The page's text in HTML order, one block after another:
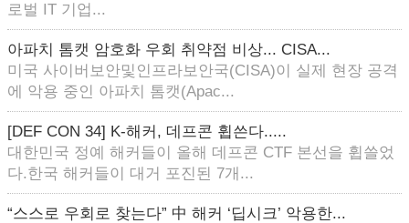
로벌 IT 기업...
아파치 톰캣 암호화 우회 취약점 비상... CISA...
미국 사이버보안및인프라보안국(CISA)이 실제 현장 공격
에 악용 중인 아파치 톰캣(Apac...
[DEF CON 34] K-해커, 데프콘 휩쓴다.....
대한민국 정예 해커들이 올해 데프콘 CTF 본선을 휩쓸었
다.한국 해커들이 대거 포진된 7개...
“스스로 우회로 찾는다” 中 해커 ‘딥시크’ 악용한...